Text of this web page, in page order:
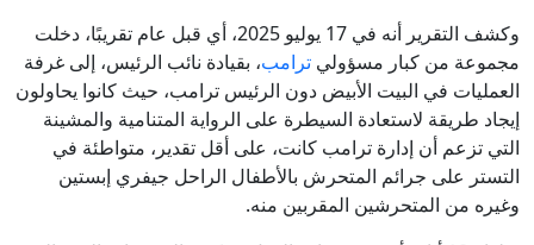
وكشف التقرير أنه في 17 يوليو 2025، أي قبل عام تقريبًا، دخلت
مجموعة من كبار مسؤولي ترامب، بقيادة نائب الرئيس، إلى غرفة
العمليات في البيت الأبيض دون الرئيس ترامب، حيث كانوا يحاولون
إيجاد طريقة لاستعادة السيطرة على الرواية المتنامية والمشينة
التي تزعم أن إدارة ترامب كانت، على أقل تقدير، متواطئة في
التستر على جرائم المتحرش بالأطفال الراحل جيفري إبستين
وغيره من المتحرشين المقربين منه.